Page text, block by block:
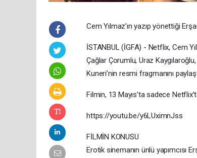
Cem Yılmaz’ın yazıp yönettiği
İSTANBUL (İGFA) - Netflix, Cem
Çağlar Çorumlu, Uraz
Kuneri’nin resmi fragmanını
Filmin, 13 Mayıs’ta sadece
https://youtu.be/y6LUximnJss
FİLMİN KONUSU
Erotik sinemanın ünlü yapımcısı